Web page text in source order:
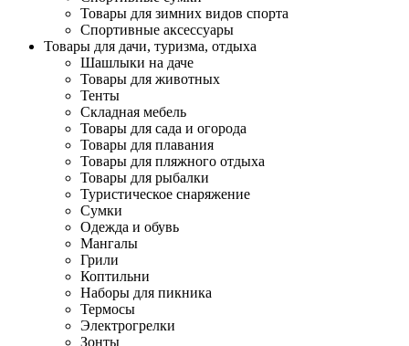
Товары для зимних видов спорта
Спортивные аксессуары
Товары для дачи, туризма, отдыха
Шашлыки на даче
Товары для животных
Тенты
Складная мебель
Товары для сада и огорода
Товары для плавания
Товары для пляжного отдыха
Товары для рыбалки
Туристическое снаряжение
Сумки
Одежда и обувь
Мангалы
Грили
Коптильни
Наборы для пикника
Термосы
Электрогрелки
Зонты